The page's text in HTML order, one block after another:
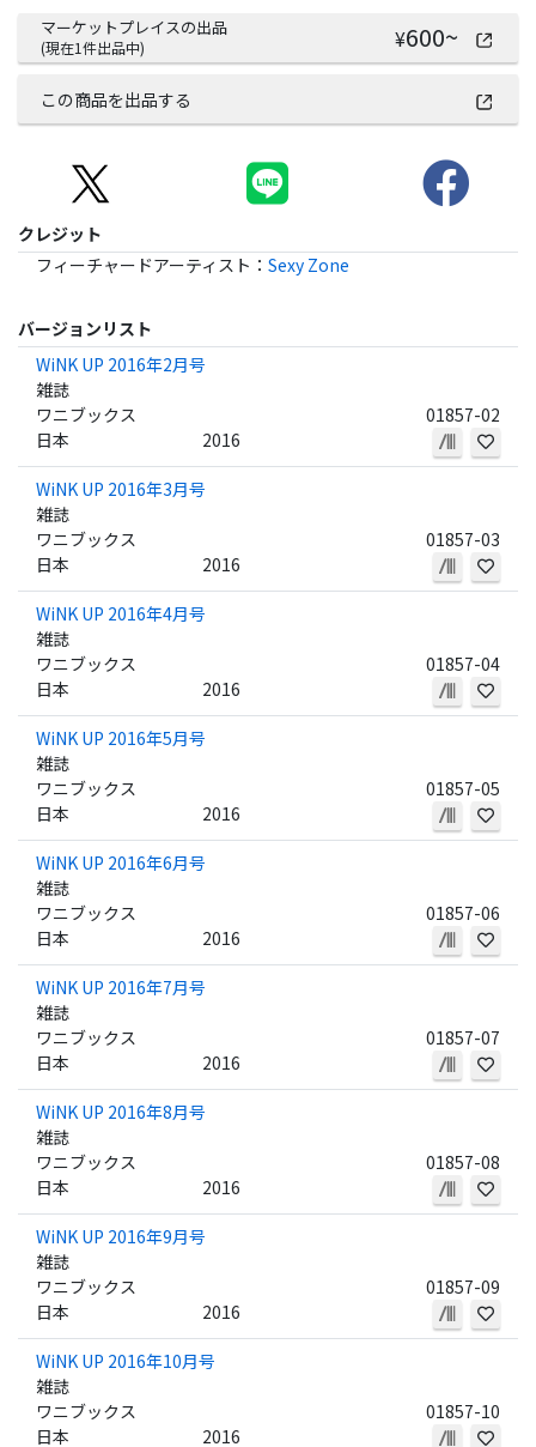
マーケットプレイスの出品
(現在1件出品中) ¥600~
この商品を出品する
クレジット
フィーチャードアーティスト ： Sexy Zone
バージョンリスト
WiNK UP 2016年2月号
雑誌
ワニブックス
01857-02
日本
2016
WiNK UP 2016年3月号
雑誌
ワニブックス
01857-03
日本
2016
WiNK UP 2016年4月号
雑誌
ワニブックス
01857-04
日本
2016
WiNK UP 2016年5月号
雑誌
ワニブックス
01857-05
日本
2016
WiNK UP 2016年6月号
雑誌
ワニブックス
01857-06
日本
2016
WiNK UP 2016年7月号
雑誌
ワニブックス
01857-07
日本
2016
WiNK UP 2016年8月号
雑誌
ワニブックス
01857-08
日本
2016
WiNK UP 2016年9月号
雑誌
ワニブックス
01857-09
日本
2016
WiNK UP 2016年10月号
雑誌
ワニブックス
01857-10
日本
2016